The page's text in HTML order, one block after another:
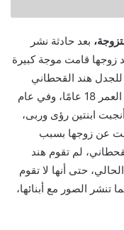
بعد حادثة نشر
زوجها قامت موجة كبيرة
هند القحطاني
تزوجت في عام 2002 عندما كانت تبلغ من العمر 18 عامًا، وفي عام
أنجبت ابنتين رؤى وربى،
عن زوجها بسبب
لم تقوم هند
حتى أنها لا تقوم
تنشر الصور مع أبنائها،